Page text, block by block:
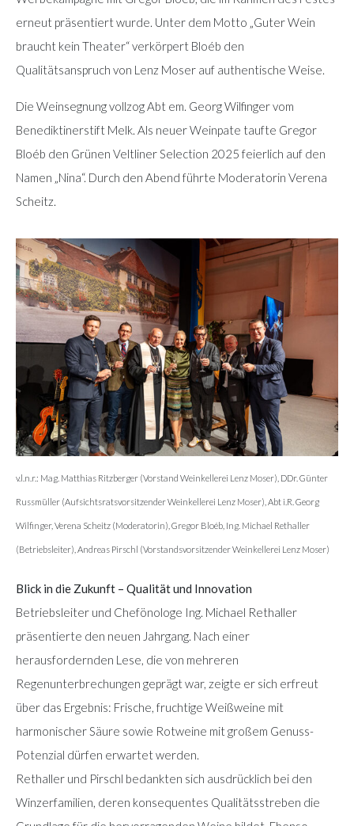
erneut präsentiert wurde. Unter dem Motto „Guter Wein
braucht kein Theater“ verkörpert Bloéb den
Qualitätsanspruch von Lenz Moser auf authentische Weise.
Die Weinsegnung vollzog Abt em. Georg Wilfinger vom
Benediktinerstift Melk. Als neuer Weinpate taufte Gregor
Bloéb den Grünen Veltliner Selection 2025 feierlich auf den
Namen „Nina“. Durch den Abend führte Moderatorin Verena
Scheitz.
v.l.n.r.: Mag. Matthias Ritzberger (Vorstand Weinkellerei Lenz Moser), DDr. Günter
Russmüller (Aufsichtsratsvorsitzender Weinkellerei Lenz Moser), Abt i.R. Georg
Wilfinger, Verena Scheitz (Moderatorin), Gregor Bloéb, Ing. Michael Rethaller
(Betriebsleiter), Andreas Pirschl (Vorstandsvorsitzender Weinkellerei Lenz Moser)
Blick in die Zukunft – Qualität und Innovation
Betriebsleiter und Chefönologe Ing. Michael Rethaller
präsentierte den neuen Jahrgang. Nach einer
herausfordernden Lese, die von mehreren
Regenunterbrechungen geprägt war, zeigte er sich erfreut
über das Ergebnis: Frische, fruchtige Weißweine mit
harmonischer Säure sowie Rotweine mit großem Genuss-
Potenzial dürfen erwartet werden.
Rethaller und Pirschl bedankten sich ausdrücklich bei den
Winzerfamilien, deren konsequentes Qualitätsstreben die